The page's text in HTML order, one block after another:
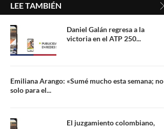
LEE TAMBIÉN
Daniel Galán regresa a la
victoria en el ATP 250...
Emiliana Arango: «Sumé mucho esta semana; no
solo para el...
El juzgamiento colombiano,